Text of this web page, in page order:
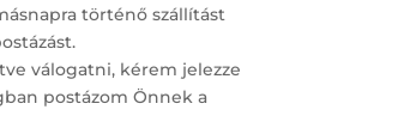
történő szállítást
válogatni, kérem jelezze
postázom Önnek a